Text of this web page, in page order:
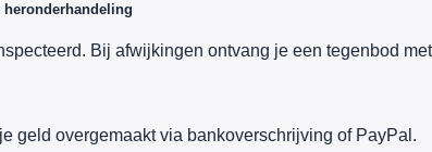
heronderhandeling
Bij afwijkingen ontvang je een tegenbod
geld overgemaakt via bankoverschrijving of PayPal.